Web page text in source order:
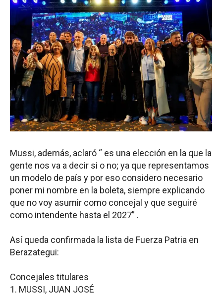
Mussi, además, aclaró “ es una elección en la que la
gente nos va a decir si o no; ya que representamos
un modelo de país y por eso considero necesario
poner mi nombre en la boleta, siempre explicando
que no voy asumir como concejal y que seguiré
como intendente hasta el 2027” .
Así queda confirmada la lista de Fuerza Patria en
Berazategui:
Concejales titulares
1. MUSSI, JUAN JOSÉ